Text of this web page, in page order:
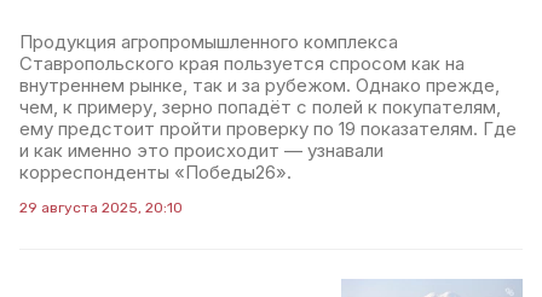
Продукция агропромышленного комплекса
Ставропольского края пользуется спросом как на
внутреннем рынке, так и за рубежом. Однако прежде,
чем, к примеру, зерно попадёт с полей к покупателям,
ему предстоит пройти проверку по 19 показателям. Где
и как именно это происходит — узнавали
корреспонденты «Победы26».
29 августа 2025, 20:10